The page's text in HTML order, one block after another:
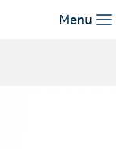
Menu